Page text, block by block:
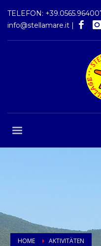
TELEFON:
info@stellamare.it |
HOME AKTIVITÄTEN